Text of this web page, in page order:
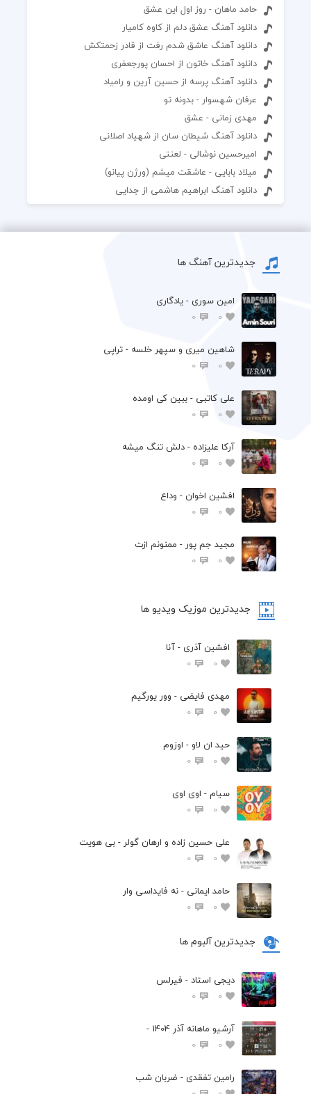
حامد ماهان - روز اول این عشق
دانلود آهنگ عشق دلم از کاوه کامیار
دانلود آهنگ عاشق شدم رفت از قادر زحمتکش
دانلود آهنگ خاتون از احسان پورجعفری
دانلود آهنگ پرسه از حسین آرین و رامیاد
عرفان شهسوار - بدونه تو
مهدی زمانی - عشق
دانلود آهنگ شیطان سان از شهیاد اصلانی
امیرحسین نوشالی - لعنتی
میلاد بابایی - عاشقت میشم (ورژن پیانو)
دانلود آهنگ ابراهیم هاشمی از جدایی
جدیدترین آهنگ ها
امین سوری - یادگاری
0
0
شاهین میری و سپهر خلسه - تراپی
0
0
علی کاتبی - ببین کی اومده
0
0
آرکا علیزاده - دلش تنگ میشه
0
0
افشين اخوان - وداع
0
0
مجید جم پور - ممنونم ازت
0
0
جدیدترین موزیک ویدیو ها
افشین آذری - آنا
0
0
مهدی فایضی - وور یورگیم
0
0
حید ان لاو - اوزوم
0
0
سیام - اوی اوی
0
0
علی حسین زاده و ارهان گولر - بی هویت
0
0
حامد ایمانی - نه فایداسی وار
0
0
جدیدترین آلبوم ها
دیجی استاد - فیرلس
0
0
آرشیو ماهانه آذر 1404 -
0
0
رامین تفقدی - ضربان شب